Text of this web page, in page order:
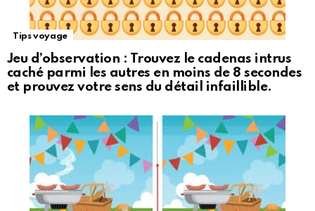
Tips voyage
Jeu d’observation : Trouvez le cadenas intrus
caché parmi les autres en moins de 8 secondes
et prouvez votre sens du détail infaillible.